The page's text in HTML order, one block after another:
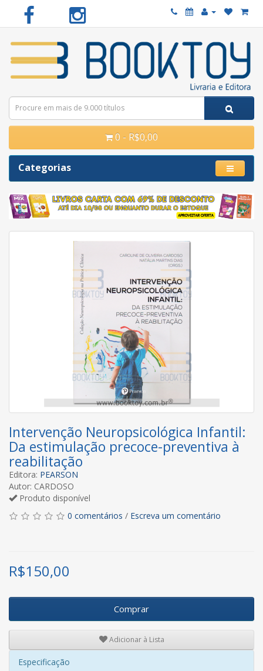
0 - R$0,00
Categorias
Intervenção Neuropsicológica Infantil:
Da estimulação precoce-preventiva à
reabilitação
Editora: PEARSON
Autor: CARDOSO
Produto disponível
0 comentários / Escreva um comentário
R$150,00
Comprar
Adicionar à Lista
Especificação